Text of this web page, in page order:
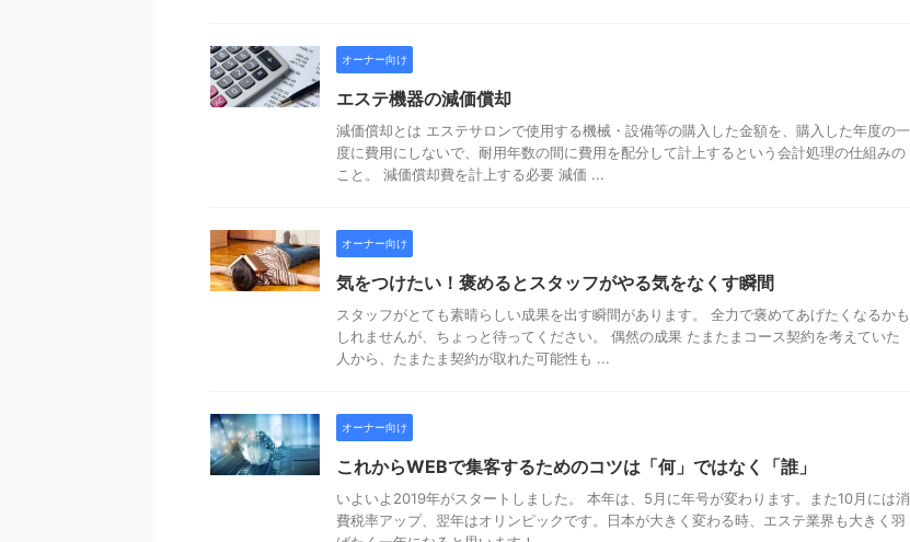
オーナー向け
エステ機器の減価償却
減価償却とは エステサロンで使用する機械・設備等の購入した金額を、購入した年度の一
度に費用にしないで、耐用年数の間に費用を配分して計上するという会計処理の仕組みの
こと。 減価償却費を計上する必要 減価 ...
オーナー向け
気をつけたい！褒めるとスタッフがやる気をなくす瞬間
スタッフがとても素晴らしい成果を出す瞬間があります。 全力で褒めてあげたくなるかも
しれませんが、ちょっと待ってください。 偶然の成果 たまたまコース契約を考えていた
人から、たまたま契約が取れた可能性も ...
オーナー向け
これからWEBで集客するためのコツは「何」ではなく「誰」
いよいよ2019年がスタートしました。 本年は、5月に年号が変わります。また10月には消
費税率アップ、翌年はオリンピックです。日本が大きく変わる時、エステ業界も大きく羽